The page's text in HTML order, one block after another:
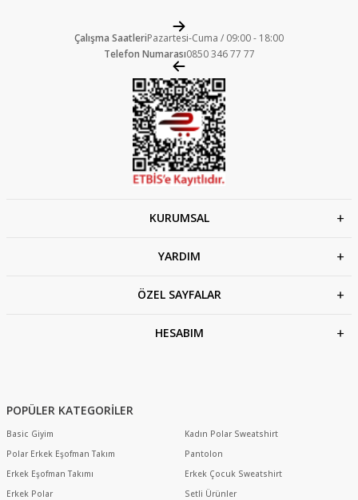
Çalışma SaatleriPazartesi-Cuma / 09:00 - 18:00
Telefon Numarası0850 346 77 77
KURUMSAL
YARDIM
ÖZEL SAYFALAR
HESABIM
POPÜLER KATEGORİLER
Basic Giyim
Polar Erkek Eşofman Takım
Erkek Eşofman Takımı
Erkek Polar
Kadın Polar Sweatshirt
Pantolon
Erkek Çocuk Sweatshirt
Setli Ürünler